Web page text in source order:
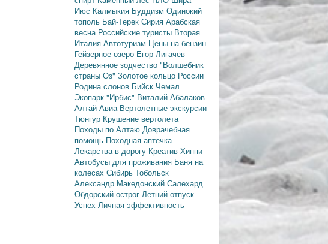
Июс Калмыкия Буддизм Одинокий
тополь Бай-Терек Сирия Арабская
весна Российские туристы Вторая
Италия Автотуризм Цены на бензин
Гейзерное озеро Егор Лигачев
Деревянное зодчество "Волшебник
страны Оз" Золотое кольцо России
Родина слонов Бийск Чемал
Экопарк "Ирбис" Виталий Абалаков
Алтай Авиа Вертолетные экскурсии
Тюнгур Крушение вертолета
Походы по Алтаю Доврачебная
помощь Походная аптечка
Лекарства в дорогу Креатив Хиппи
Автобусы для проживания Баня на
колесах Сибирь Тобольск
Александр Македонский Салехард
Обдорский острог Летний отпуск
Успех Личная эффективность